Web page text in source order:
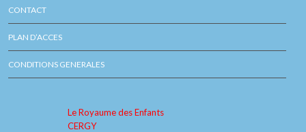
CONTACT
PLAN D’ACCES
CONDITIONS GENERALES
Le Royaume des Enfants
CERGY